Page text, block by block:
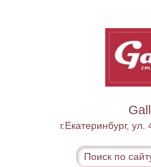
г.Екатеринбург,